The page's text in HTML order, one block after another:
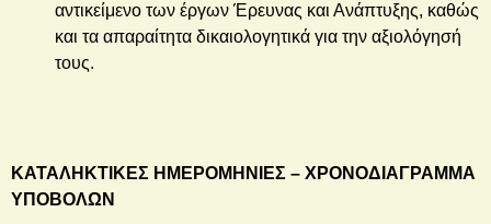
αντικείμενο των έργων Έρευνας και Ανάπτυξης, καθώς
και τα απαραίτητα δικαιολογητικά για την αξιολόγησή
τους.
ΚΑΤΑΛΗΚΤΙΚΕΣ ΗΜΕΡΟΜΗΝΙΕΣ – ΧΡΟΝΟΔΙΑΓΡΑΜΜΑ
ΥΠΟΒΟΛΩΝ